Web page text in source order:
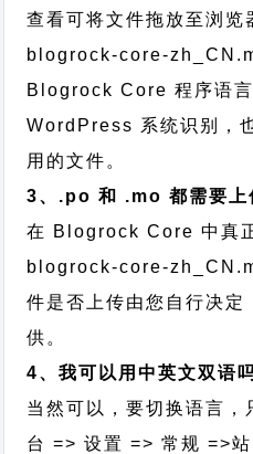
查看可将文件拖放至浏览
blogrock-core-
Blogrock Core 程序语言
WordPress 系统识别，
用的文件。
3、.po 和 .mo 都需要上
在 Blogrock Core 中真
blogrock-core-
件是否上传由您自行决
供。
4、我可以用中英文双语
当然可以，要切换语言
台 => 设置 => 常规 =>